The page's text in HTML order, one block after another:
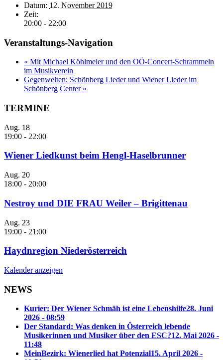
Datum: 12. November 2019
Zeit:
20:00 - 22:00
Veranstaltungs-Navigation
« Mit Michael Köhlmeier und den OÖ-Concert-Schrammeln
im Musikverein
Gegenwelten: Schönberg Lieder und Wiener Lieder im
Schönberg Center »
TERMINE
Aug. 18
19:00 - 22:00
Wiener Liedkunst beim Hengl-Haselbrunner
Aug. 20
18:00 - 20:00
Nestroy und DIE FRAU Weiler – Brigittenau
Aug. 23
19:00 - 21:00
Haydnregion Niederösterreich
Kalender anzeigen
NEWS
Kurier: Der Wiener Schmäh ist eine Lebenshilfe28. Juni
2026 - 08:59
Der Standard: Was denken in Österreich lebende
Musikerinnen und Musiker über den ESC?12. Mai 2026 -
11:48
MeinBezirk: Wienerlied hat Potenzial15. April 2026 -